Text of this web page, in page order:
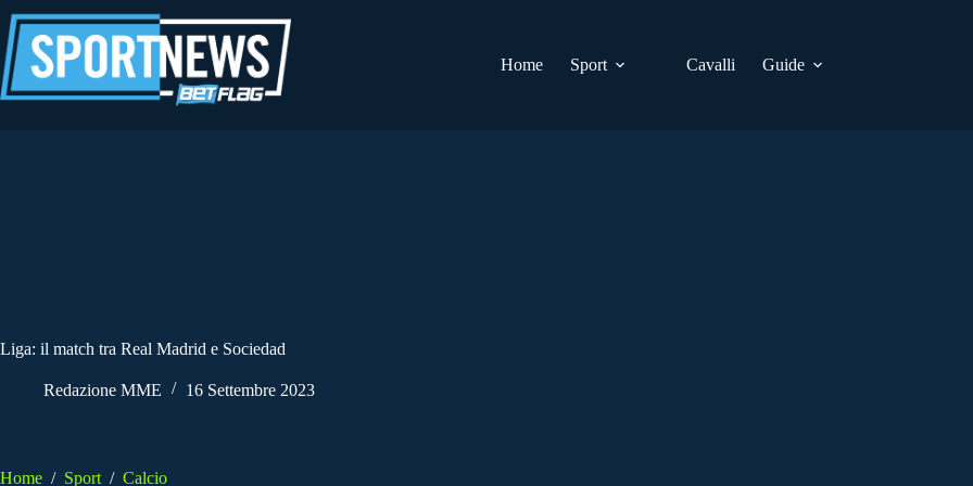
al
contenuto
Home
Sport Cavalli Guide
Liga: il match tra Real Madrid e Sociedad
Redazione MME 16 Settembre 2023
Home / Sport / Calcio